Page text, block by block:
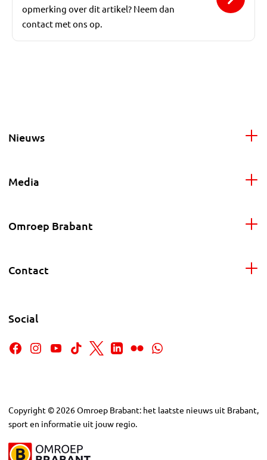
opmerking over dit artikel? Neem dan
contact met ons op.
Nieuws
Media
Omroep Brabant
Contact
Social
Copyright © 2026Omroep Brabant: het laatste nieuws uit Brabant,
sport en informatie uit jouw regio.